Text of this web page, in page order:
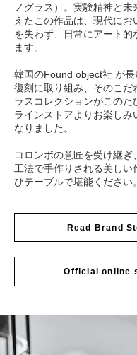
ノグラス）。​実験精神と
えたこの作品は、現代にお
を失わず、日常にアート的
ます。
韓国のFound object社 が
復刻に取り組み、そのこだ
ラスコレクションがこのた
ラインストアよりお楽しみ
なりました。
コロンボの意匠を受け継ぎ
工法で手作りされる美しい
ひテーブルで堪能ください。
Read Brand
Official online